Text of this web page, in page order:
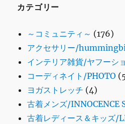
カテゴリー
～コミュニティ～ (176)
アクセサリー/
インテリア雑貨/ヤフーシ
コーディネイト/PHOTO
ヨガストレッチ (4)
古着メンズ/INNOCENCE
古着レディース＆キッズ/